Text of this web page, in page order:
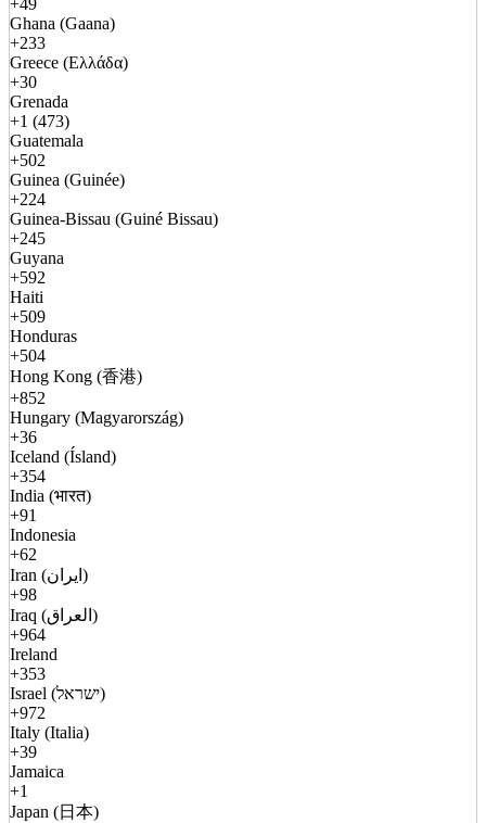
+49
Ghana (Gaana)
+233
Greece (Ελλάδα)
+30
Grenada
+1 (473)
Guatemala
+502
Guinea (Guinée)
+224
Guinea-Bissau (Guiné Bissau)
+245
Guyana
+592
Haiti
+509
Honduras
+504
Hong Kong (香港)
+852
Hungary (Magyarország)
+36
Iceland (Ísland)
+354
India (भारत)
+91
Indonesia
+62
Iran (ایران)
+98
Iraq (العراق)
+964
Ireland
+353
Israel (ישראל)
+972
Italy (Italia)
+39
Jamaica
+1
Japan (日本)